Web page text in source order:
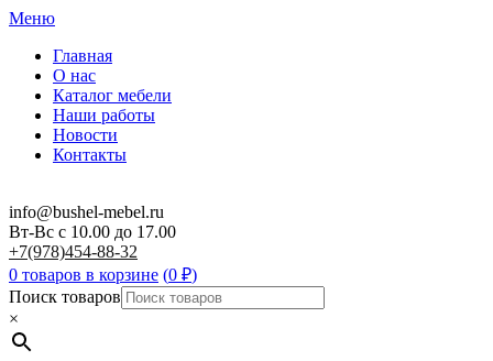
Меню
Главная
О нас
Каталог мебели
Наши работы
Новости
Контакты
info@bushel-mebel.ru
Вт-Вс c 10.00 до 17.00
+7(978)454-88-32
0 товаров в корзине (0 ₽)
Поиск товаров
×